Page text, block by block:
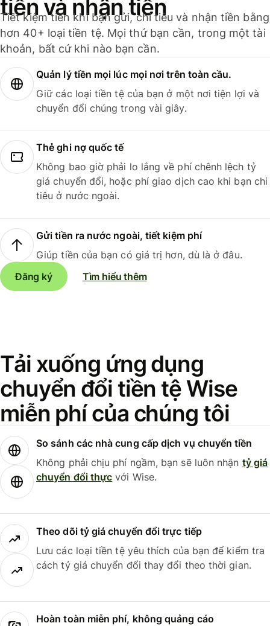
tiền và nhận tiền
Tiết kiệm tiền khi bạn gửi, chi tiêu và nhận tiền bằng
hơn 40+ loại tiền tệ. Mọi thứ bạn cần, trong một tài
khoản, bất cứ khi nào bạn cần.
Quản lý tiền mọi lúc mọi nơi trên toàn cầu.
Giữ các loại tiền tệ của bạn ở một nơi tiện lợi và
chuyển đổi chúng trong vài giây.
Thẻ ghi nợ quốc tế
Không bao giờ phải lo lắng về phí chênh lệch tỷ
giá chuyển đổi, hoặc phí giao dịch cao khi bạn chi
tiêu ở nước ngoài.
Gửi tiền ra nước ngoài, tiết kiệm phí
Giúp tiền của bạn có giá trị hơn, dù là ở đâu.
Đăng ký
Tìm hiểu thêm
Tải xuống ứng dụng
chuyển đổi tiền tệ Wise
miễn phí của chúng tôi
So sánh các nhà cung cấp dịch vụ chuyển tiền
Không phải chịu phí ngầm, bạn sẽ luôn nhận tỷ giá
chuyển đổi thực với Wise.
Theo dõi tỷ giá chuyển đổi trực tiếp
Lưu các loại tiền tệ yêu thích của bạn để kiểm tra
cách tỷ giá chuyển đổi thay đổi theo thời gian.
Hoàn toàn miễn phí, không quảng cáo